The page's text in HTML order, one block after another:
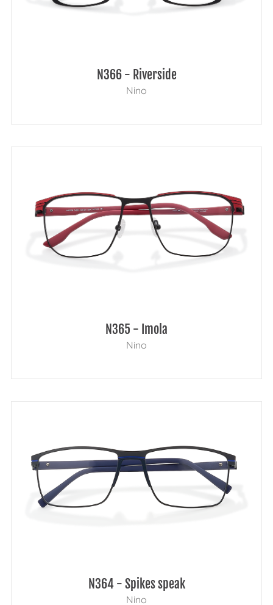
N366 - Riverside
Nino
N365 - Imola
Nino
N364 - Spikes speak
Nino